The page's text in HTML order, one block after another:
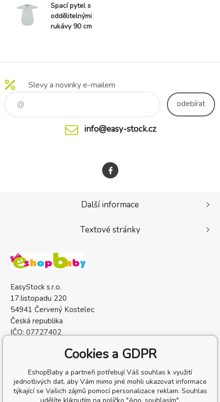
Spací pytel s
oddělitelnými
rukávy 90 cm
Slevy a novinky e-mailem
odebírat
info@easy-stock.cz
EasyStock s.r.o.
17.listopadu 220
54941 Červený Kostelec
Česká republika
IČO: 07727402
Další informace
Textové stránky
Cookies a GDPR
EshopBaby a partneři potřebují Váš souhlas k využití
jednotlivých dat, aby Vám mimo jiné mohli ukazovat informace
týkající se Vašich zájmů pomocí personalizace reklam. Souhlas